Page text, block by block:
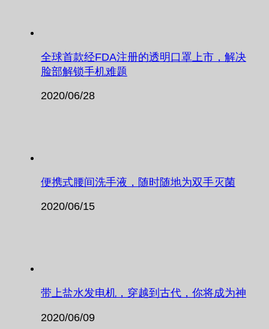
全球首款经FDA注册的透明口罩上市，解决
脸部解锁手机难题
2020/06/28
便携式腰间洗手液，随时随地为双手灭菌
2020/06/15
带上盐水发电机，穿越到古代，你将成为神
2020/06/09